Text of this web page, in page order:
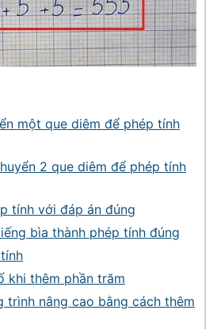
một que diêm để phép tính
2 que diêm để phép tính
tính với đáp án đúng
bìa thành phép tính đúng
khi thêm phần trăm
trình nâng cao bằng cách thêm